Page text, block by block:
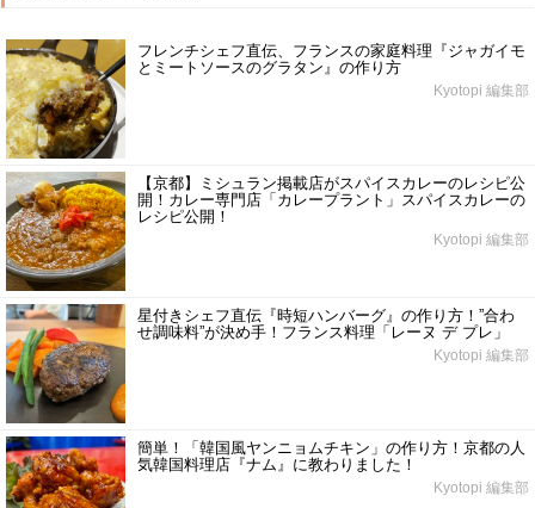
フレンチシェフ直伝、フランスの家庭料理『ジャガイモ
とミートソースのグラタン』の作り方
Kyotopi 編集部
【京都】ミシュラン掲載店がスパイスカレーのレシピ公
開！カレー専門店「カレープラント」スパイスカレーの
レシピ公開！
Kyotopi 編集部
星付きシェフ直伝『時短ハンバーグ』の作り方！”合わ
せ調味料”が決め手！フランス料理「レーヌ デ プレ」
Kyotopi 編集部
簡単！「韓国風ヤンニョムチキン」の作り方！京都の人
気韓国料理店『ナム』に教わりました！
Kyotopi 編集部